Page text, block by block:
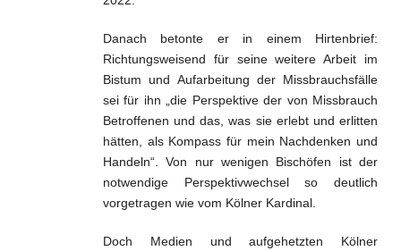
Danach betonte er in einem Hirtenbrief:
Richtungsweisend für seine weitere Arbeit im
Bistum und Aufarbeitung der Missbrauchsfälle
sei für ihn „die Perspektive der von Missbrauch
Betroffenen und das, was sie erlebt und erlitten
hätten, als Kompass für mein Nachdenken und
Handeln“. Von nur wenigen Bischöfen ist der
notwendige Perspektivwechsel so deutlich
vorgetragen wie vom Kölner Kardinal.
Doch Medien und aufgehetzten Kölner